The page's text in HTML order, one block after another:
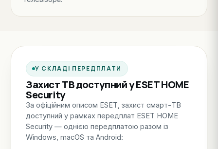
У СКЛАДІ ПЕРЕДПЛАТИ
Захист ТВ доступний у ESET HOME
Security
За офіційним описом ESET, захист смарт-ТВ
доступний у рамках передплат ESET HOME
Security — однією передплатою разом із
Windows, macOS та Android: